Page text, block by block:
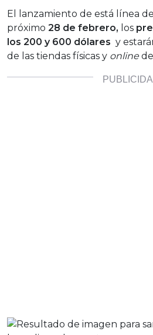
El lanzamiento de está línea de
próximo 28 de febrero, los
los 200 y 600 dólares y
de las tiendas físicas y online